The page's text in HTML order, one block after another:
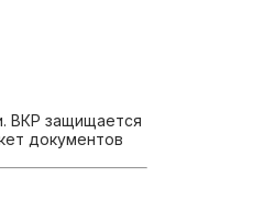
ВКР защищается
документов